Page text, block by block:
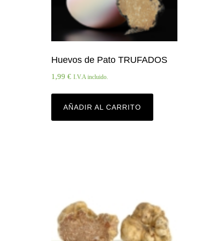
Huevos de Pato TRUFADOS
1,99 € I.V.A incluido.
AÑADIR AL CARRITO